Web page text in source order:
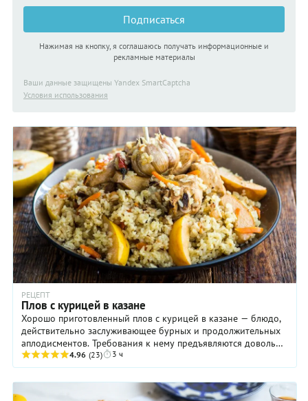
Подписаться
Нажимая на кнопку, я соглашаюсь получать информационные и
рекламные материалы
Ваши данные защищены Yandex SmartCaptcha
Условия использования
РЕЦЕПТ
Плов с курицей в казане
Хорошо приготовленный плов с курицей в казане — блюдо,
действительно заслуживающее бурных и продолжительных
аплодисментов. Требования к нему предъявляются довольно
серьезные: рис должен быть ...
4.96 (23) 3 ч